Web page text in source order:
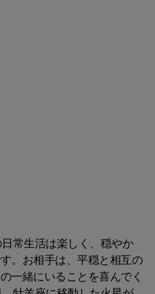
常生活は楽しく、穏やか
。お相手は、平穏と相互の
一緒にいることを喜んでく